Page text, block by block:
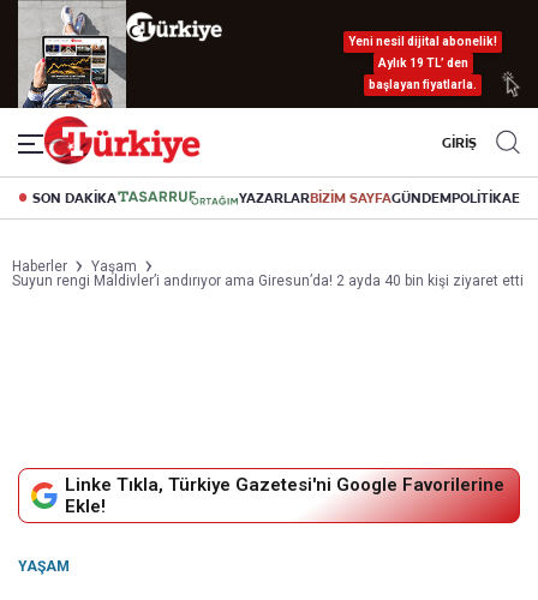
Yeni nesil dijital abonelik!
Aylık 19 TL’ den
başlayan fiyatlarla.
GİRİŞ
SON DAKİKA YAZARLARBİZİM SAYFAGÜNDEMPOLİTİKA
Haberler
Yaşam
Suyun rengi Maldivler’i andırıyor ama Giresun’da! 2 ayda 40 bin kişi ziyaret etti
Linke Tıkla, Türkiye Gazetesi'ni Google Favorilerine
Ekle!
YAŞAM